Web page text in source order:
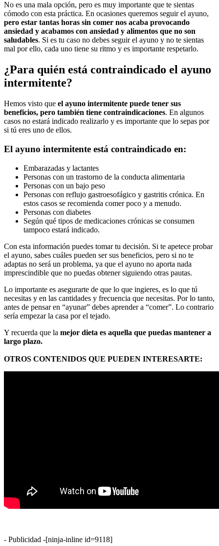
No es una mala opción, pero es muy importante que te sientas
cómodo con esta práctica. En ocasiones queremos seguir el ayuno,
pero estar tantas horas sin comer nos acaba provocando
ansiedad y acabamos con ansiedad y alimentos que no son
saludables. Si es tu caso no debes seguir el ayuno y no te sientas
mal por ello, cada uno tiene su ritmo y es importante respetarlo.
¿Para quién está contraindicado el ayuno
intermitente?
Hemos visto que el ayuno intermitente puede tener sus
beneficios, pero también tiene contraindicaciones. En algunos
casos no estará indicado realizarlo y es importante que lo sepas por
si tú eres uno de ellos.
El ayuno intermitente está contraindicado en:
Embarazadas y lactantes
Personas con un trastorno de la conducta alimentaria
Personas con un bajo peso
Personas con reflujo gastroesofágico y gastritis crónica. En
estos casos se recomienda comer poco y a menudo.
Personas con diabetes
Según qué tipos de medicaciones crónicas se consumen
tampoco estará indicado.
Con esta información puedes tomar tu decisión. Si te apetece probar
el ayuno, sabes cuáles pueden ser sus beneficios, pero si no te
adaptas no será un problema, ya que el ayuno no aporta nada
imprescindible que no puedas obtener siguiendo otras pautas.
Lo importante es asegurarte de que lo que ingieres, es lo que tú
necesitas y en las cantidades y frecuencia que necesitas. Por lo tanto,
antes de pensar en “ayunar” debes aprender a “comer”. Lo contrario
sería empezar la casa por el tejado.
Y recuerda que la mejor dieta es aquella que puedas mantener a
largo plazo.
OTROS CONTENIDOS QUE PUEDEN INTERESARTE:
- Publicidad -[ninja-inline id=9118]